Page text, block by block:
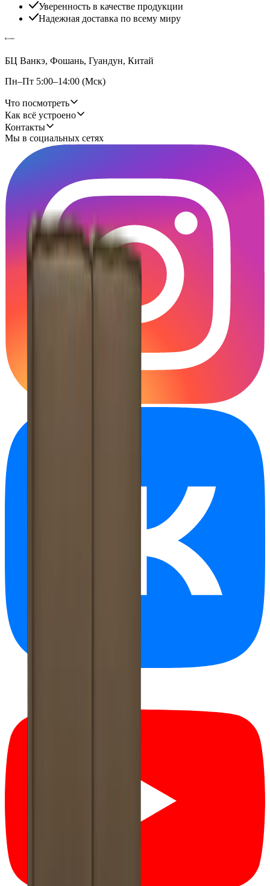
Уверенность в качестве продукции
Надежная доставка по всему миру
БЦ Ванкэ, Фошань, Гуандун, Китай
Пн–Пт 5:00–14:00 (Мск)
Что посмотреть
Как всё устроено
Контакты
Мы в социальных сетях